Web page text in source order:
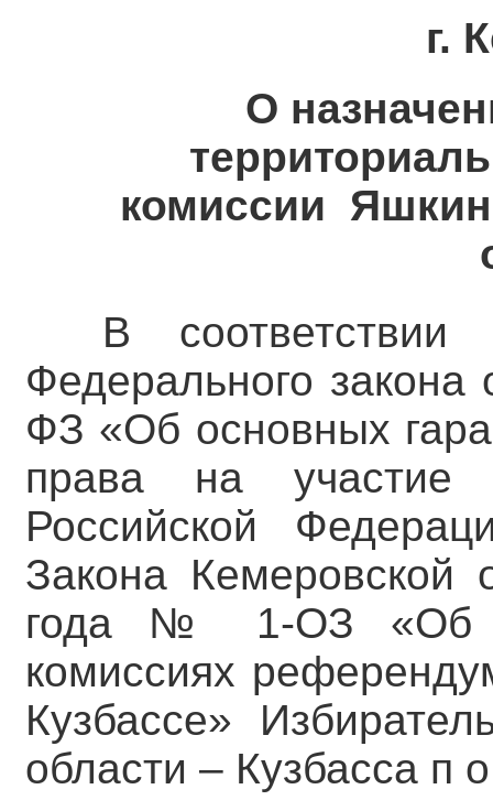
г.
О
комиссии
В
Федерального
ФЗ «Об основных
права на участие
Российской
Закона
года № 1-ОЗ «Об
комиссиях
Кузбассе»
области – Кузбасса п